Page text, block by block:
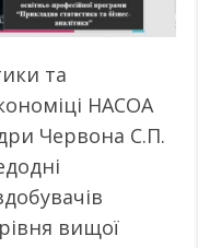
та
НАСОА
Червона С.П.
вищої